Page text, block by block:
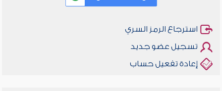
استرجاع الرمز السري
تسجيل عضو جديد
إعادة تفعيل حساب